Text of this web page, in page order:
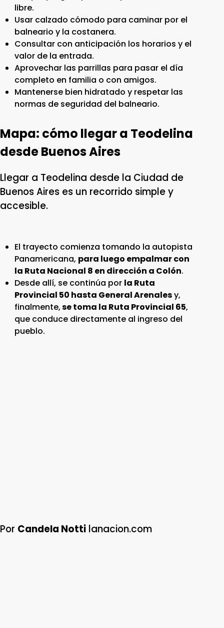
libre.
Usar calzado cómodo para caminar por el
balneario y la costanera.
Consultar con anticipación los horarios y el
valor de la entrada.
Aprovechar las parrillas para pasar el día
completo en familia o con amigos.
Mantenerse bien hidratado y respetar las
normas de seguridad del balneario.
Mapa: cómo llegar a Teodelina
desde Buenos Aires
Llegar a Teodelina desde la Ciudad de
Buenos Aires es un recorrido simple y
accesible.
El trayecto comienza tomando la autopista
Panamericana, para luego empalmar con
la Ruta Nacional 8 en dirección a Colón.
Desde allí, se continúa por la Ruta
Provincial 50 hasta General Arenalesy,
finalmente,se toma la Ruta Provincial 65,
que conduce directamente al ingreso del
pueblo.
Por Candela Notti lanacion.com